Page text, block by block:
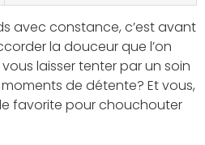
avec constance, c’est avant
la douceur que l’on
laisser tenter par un soin
de détente? Et vous,
favorite pour chouchouter